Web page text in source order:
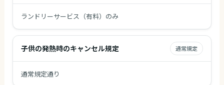
ランドリーサービス（有料）のみ
子供の発熱時のキャンセル規定 通常規定
通常規定通り